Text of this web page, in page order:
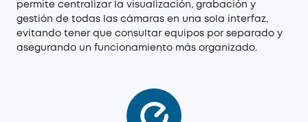
permite centralizar la visualización, grabación y
gestión de todas las cámaras en una sola interfaz,
evitando tener que consultar equipos por separado y
asegurando un funcionamiento más organizado.